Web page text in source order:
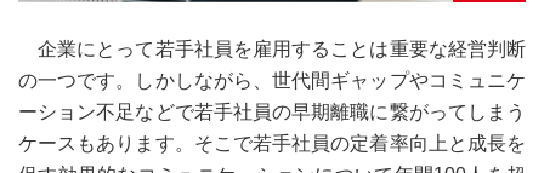
企業にとって若手社員を雇用することは重要な経営判断
の一つです。しかしながら、世代間ギャップやコミュニケ
ーション不足などで若手社員の早期離職に繋がってしまう
ケースもあります。そこで若手社員の定着率向上と成長を